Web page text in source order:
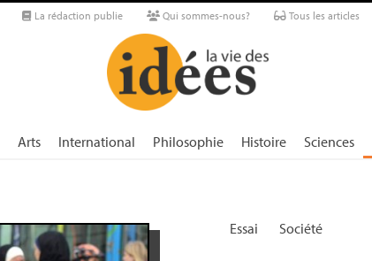
La rédaction publie Qui sommes-nous? Tous les articles
Arts International Philosophie Histoire Sciences
Essai Société